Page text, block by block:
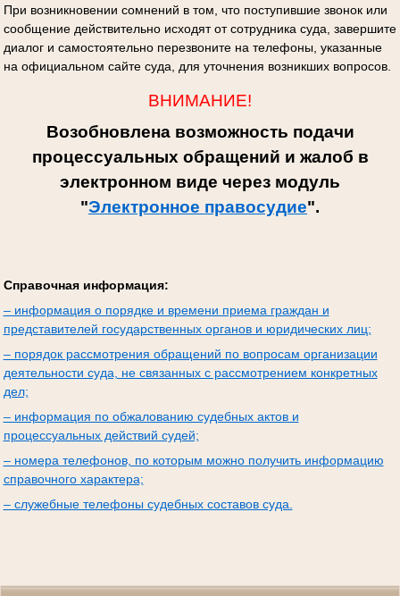
При возникновении сомнений в том, что поступившие звонок или
сообщение действительно исходят от сотрудника суда, завершите
диалог и самостоятельно перезвоните на телефоны, указанные
на официальном сайте суда, для уточнения возникших вопросов.
ВНИМАНИЕ!
Возобновлена возможность подачи
процессуальных обращений и жалоб в
электронном виде через модуль
"Электронное правосудие".
Справочная информация:
– информация о порядке и времени приема граждан и
представителей государственных органов и юридических лиц;
– порядок рассмотрения обращений по вопросам организации
деятельности суда, не связанных с рассмотрением конкретных
дел;
– информация по обжалованию судебных актов и
процессуальных действий судей;
– номера телефонов, по которым можно получить информацию
справочного характера;
– служебные телефоны судебных составов суда.